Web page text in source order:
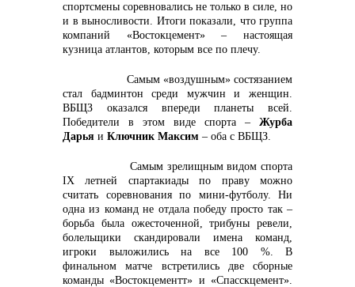
спортсмены соревновались не только в силе, но
и в выносливости. Итоги показали, что группа
компаний «Востокцемент» – настоящая
кузница атлантов, которым все по плечу.
Самым «воздушным» состязанием
стал бадминтон среди мужчин и женщин.
ВБЩЗ оказался впереди планеты всей.
Победители в этом виде спорта – Журба
Дарья и Ключник Максим – оба с ВБЩЗ.
Самым зрелищным видом спорта
IХ летней спартакиады по праву можно
считать соревнования по мини-футболу. Ни
одна из команд не отдала победу просто так –
борьба была ожесточенной, трибуны ревели,
болельщики скандировали имена команд,
игроки выложились на все 100 %. В
финальном матче встретились две сборные
команды «Востокцементт» и «Спасскцемент».